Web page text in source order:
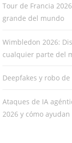
Tour de Francia
grande del mundo
Wimbledon 2026:
cualquier parte del
Deepfakes y robo
Ataques de IA
2026 y cómo ayudan